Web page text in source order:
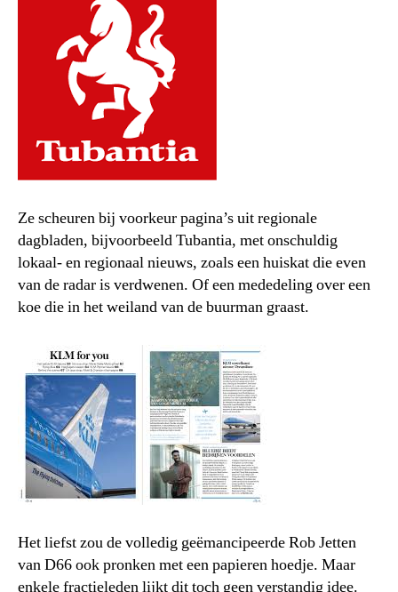
Ze scheuren bij voorkeur pagina’s uit regionale
dagbladen, bijvoorbeeld Tubantia, met onschuldig
lokaal- en regionaal nieuws, zoals een huiskat die even
van de radar is verdwenen. Of een mededeling over een
koe die in het weiland van de buurman graast.
Het liefst zou de volledig geëmancipeerde Rob Jetten
van D66 ook pronken met een papieren hoedje. Maar
enkele fractieleden lijkt dit toch geen verstandig idee.